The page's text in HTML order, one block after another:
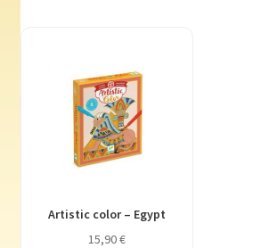
Artistic color – Egypt
15,90€